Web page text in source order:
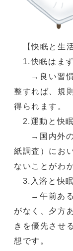
【快眠と生活
1.快眠はまず
→良い習慣
整すれば、規
得られます。
2.運動と快
→国内外の
紙調査）にお
ないことがわ
3.入浴と快
→午前ある
がなく、夕方
きを優先させ
想です。